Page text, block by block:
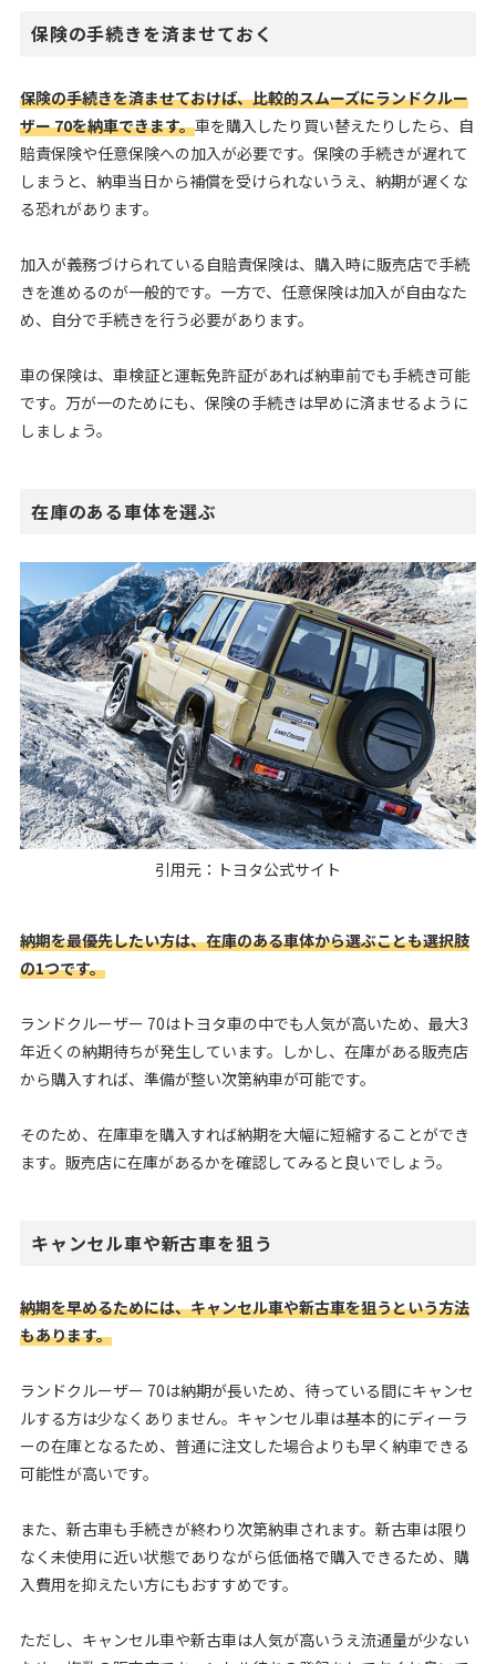
保険の手続きを済ませておく
保険の手続きを済ませておけば、比較的スムーズにランドクルー
ザー 70を納車できます。車を購入したり買い替えたりしたら、自
賠責保険や任意保険への加入が必要です。保険の手続きが遅れて
しまうと、納車当日から補償を受けられないうえ、納期が遅くな
る恐れがあります。
加入が義務づけられている自賠責保険は、購入時に販売店で手続
きを進めるのが一般的です。一方で、任意保険は加入が自由なた
め、自分で手続きを行う必要があります。
車の保険は、車検証と運転免許証があれば納車前でも手続き可能
です。万が一のためにも、保険の手続きは早めに済ませるように
しましょう。
在庫のある車体を選ぶ
引用元： トヨタ公式サイト
納期を最優先したい方は、在庫のある車体から選ぶことも選択肢
の1つです。
ランドクルーザー 70はトヨタ車の中でも人気が高いため、最大3
年近くの納期待ちが発生しています。しかし、在庫がある販売店
から購入すれば、準備が整い次第納車が可能です。
そのため、在庫車を購入すれば納期を大幅に短縮することができ
ます。販売店に在庫があるかを確認してみると良いでしょう。
キャンセル車や新古車を狙う
納期を早めるためには、キャンセル車や新古車を狙うという方法
もあります。
ランドクルーザー 70は納期が長いため、待っている間にキャンセ
ルする方は少なくありません。キャンセル車は基本的にディーラ
ーの在庫となるため、普通に注文した場合よりも早く納車できる
可能性が高いです。
また、新古車も手続きが終わり次第納車されます。新古車は限り
なく未使用に近い状態でありながら低価格で購入できるため、購
入費用を抑えたい方にもおすすめです。
ただし、キャンセル車や新古車は人気が高いうえ流通量が少ない